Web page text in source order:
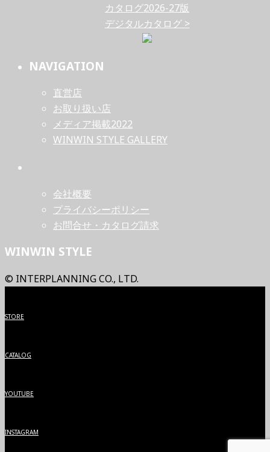
カタログ2026-27版
デジタルカタログ >
NAVIGATION
直営店
お取り扱い店
メディア掲載2022
WINWIN STYLE GALLERY
会社概要
プライバシーポリシー
お問合せ・カタログ請求
WINWIN STYLE
© INTERPLANNING CO., LTD.
STORE
CATALOG
YOUTUBE
INSTAGRAM